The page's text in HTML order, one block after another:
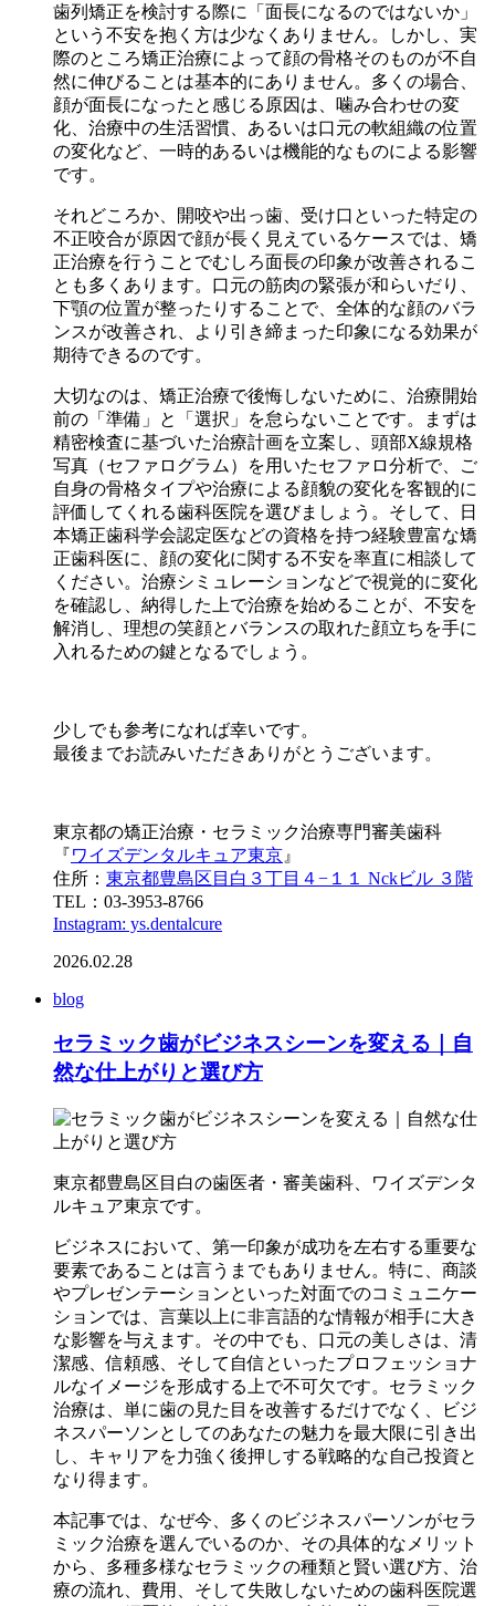
歯列矯正を検討する際に「面長になるのではないか」
という不安を抱く方は少なくありません。しかし、実
際のところ矯正治療によって顔の骨格そのものが不自
然に伸びることは基本的にありません。多くの場合、
顔が面長になったと感じる原因は、噛み合わせの変
化、治療中の生活習慣、あるいは口元の軟組織の位置
の変化など、一時的あるいは機能的なものによる影響
です。
それどころか、開咬や出っ歯、受け口といった特定の
不正咬合が原因で顔が長く見えているケースでは、矯
正治療を行うことでむしろ面長の印象が改善されるこ
とも多くあります。口元の筋肉の緊張が和らいだり、
下顎の位置が整ったりすることで、全体的な顔のバラ
ンスが改善され、より引き締まった印象になる効果が
期待できるのです。
大切なのは、矯正治療で後悔しないために、治療開始
前の「準備」と「選択」を怠らないことです。まずは
精密検査に基づいた治療計画を立案し、頭部X線規格
写真（セファログラム）を用いたセファロ分析で、ご
自身の骨格タイプや治療による顔貌の変化を客観的に
評価してくれる歯科医院を選びましょう。そして、日
本矯正歯科学会認定医などの資格を持つ経験豊富な矯
正歯科医に、顔の変化に関する不安を率直に相談して
ください。治療シミュレーションなどで視覚的に変化
を確認し、納得した上で治療を始めることが、不安を
解消し、理想の笑顔とバランスの取れた顔立ちを手に
入れるための鍵となるでしょう。
少しでも参考になれば幸いです。
最後までお読みいただきありがとうございます。
東京都の矯正治療・セラミック治療専門審美歯科
『ワイズデンタルキュア東京 』
住所： 東京都豊島区目白３丁目４−１１ Nckビル ３階
TEL：03-3953-8766
Instagram: ys.dentalcure
2026.02.28
blog
セラミック歯がビジネスシーンを変える｜自
然な仕上がりと選び方
東京都豊島区目白の歯医者・審美歯科、ワイズデンタ
ルキュア東京です。
ビジネスにおいて、第一印象が成功を左右する重要な
要素であることは言うまでもありません。特に、商談
やプレゼンテーションといった対面でのコミュニケー
ションでは、言葉以上に非言語的な情報が相手に大き
な影響を与えます。その中でも、口元の美しさは、清
潔感、信頼感、そして自信といったプロフェッショナ
ルなイメージを形成する上で不可欠です。セラミック
治療は、単に歯の見た目を改善するだけでなく、ビジ
ネスパーソンとしてのあなたの魅力を最大限に引き出
し、キャリアを力強く後押しする戦略的な自己投資と
なり得ます。
本記事では、なぜ今、多くのビジネスパーソンがセラ
ミック治療を選んでいるのか、その具体的なメリット
から、多種多様なセラミックの種類と賢い選び方、治
療の流れ、費用、そして失敗しないための歯科医院選